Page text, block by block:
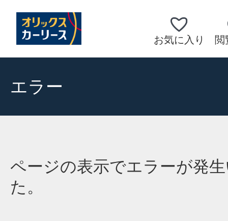
お気に入り 閲
エラー
ページの表示でエラーが発
た。